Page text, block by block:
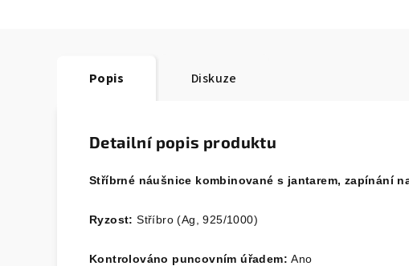
Popis Diskuze
Detailní popis produktu
Stříbrné náušnice kombinované s jantarem, zapínání
Ryzost:Stříbro (Ag, 925/1000)
Kontrolováno puncovním úřadem:Ano